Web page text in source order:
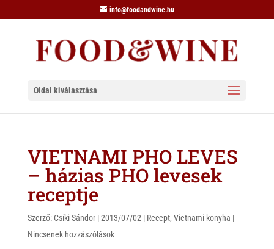
info@foodandwine.hu
Oldal kiválasztása
VIETNAMI PHO LEVES
– házias PHO levesek
receptje
Szerző: Csíki Sándor|2013/07/02 | Recept, Vietnami konyha |
Nincsenek hozzászólások